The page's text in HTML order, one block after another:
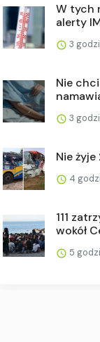
W tych
alerty
3
Nie
3
Nie
4
111
wokół
5